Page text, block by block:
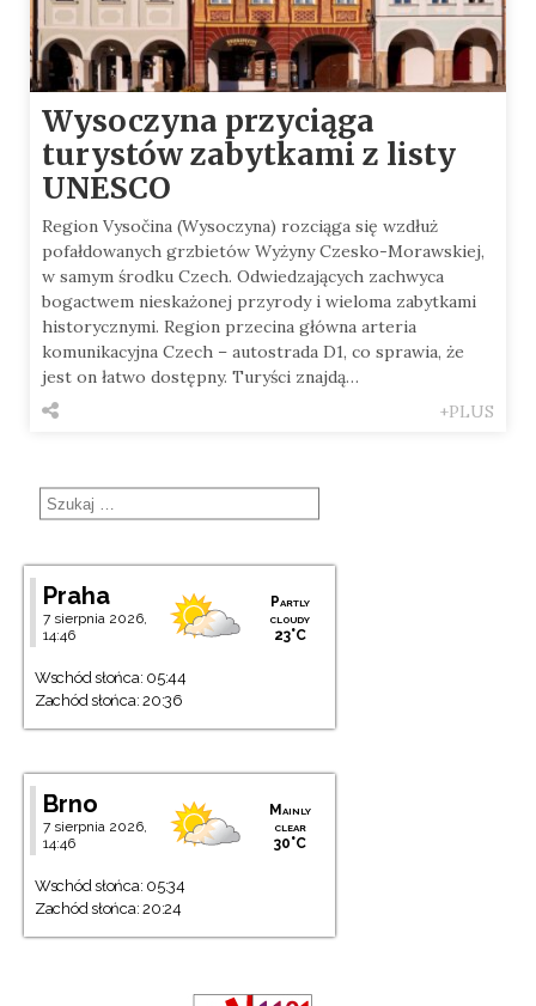
Wysoczyna przyciąga
turystów zabytkami z listy
UNESCO
Region Vysočina (Wysoczyna) rozciąga się wzdłuż
pofałdowanych grzbietów Wyżyny Czesko-Morawskiej,
w samym środku Czech. Odwiedzających zachwyca
bogactwem nieskażonej przyrody i wieloma zabytkami
historycznymi. Region przecina główna arteria
komunikacyjna Czech – autostrada D1, co sprawia, że
jest on łatwo dostępny. Turyści znajdą…
+PLUS
Praha
7 sierpnia 2026,
14:46
Partly
cloudy
23°C
Wschód słońca: 05:44
Zachód słońca: 20:36
Brno
7 sierpnia 2026,
14:46
Mainly
clear
30°C
Wschód słońca: 05:34
Zachód słońca: 20:24